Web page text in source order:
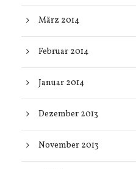
März 2014
Februar 2014
Januar 2014
Dezember 2013
November 2013